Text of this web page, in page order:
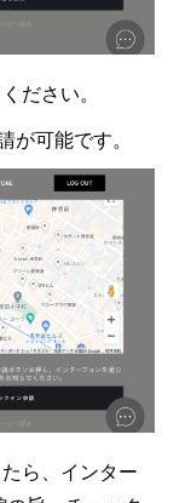
ださい。
可能です。
ら、インター